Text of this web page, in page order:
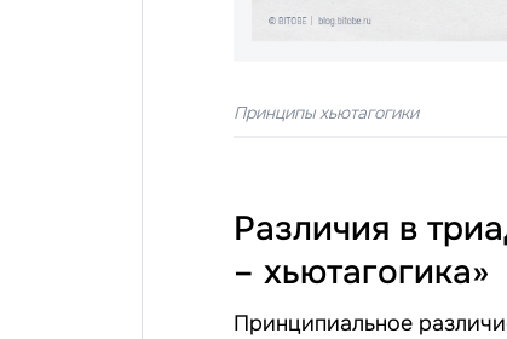
Принципы хьютагогики
Различия в
– хьютагогика»
Принципиальное